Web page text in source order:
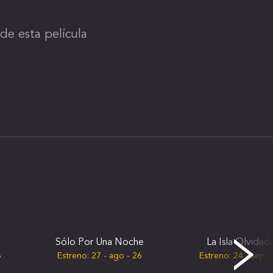
esta película
Sólo Por Una Noche
Estreno: 27 - ago - 26
La Isla
Estreno: 24 - sep -